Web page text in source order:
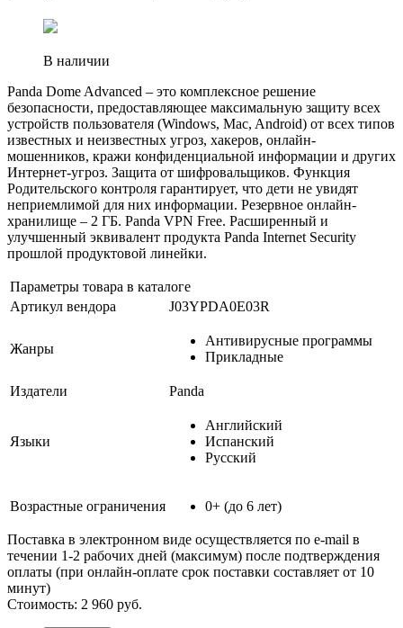
В наличии
Panda Dome Advanced – это комплексное решение
безопасности, предоставляющее максимальную защиту всех
устройств пользователя (Windows, Mac, Android) от всех типов
известных и неизвестных угроз, хакеров, онлайн-
мошенников, кражи конфиденциальной информации и других
Интернет-угроз. Защита от шифровальщиков. Функция
Родительского контроля гарантирует, что дети не увидят
неприемлимой для них информации. Резервное онлайн-
хранилище – 2 ГБ. Panda VPN Free. Расширенный и
улучшенный эквивалент продукта Panda Internet Security
прошлой продуктовой линейки.
Параметры товара в каталоге
Артикул вендора
J03YPDA0E03R
Жанры
Антивирусные программы
Прикладные
Издатели Panda
Языки
Английский
Испанский
Русский
Возрастные ограничения 0+ (до 6 лет)
Поставка в электронном виде осуществляется по e-mail в
течении 1-2 рабочих дней (максимум) после подтверждения
оплаты (при онлайн-оплате срок поставки составляет от 10
минут)
Стоимость: 2 960 руб.